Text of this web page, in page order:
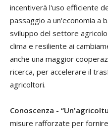
incentiverà l'uso efficiente
passaggio a un'economia a
sviluppo del settore
clima e resiliente ai
anche una maggior
ricerca, per accelerare il
agricoltori.
Conoscenza -
misure rafforzate per